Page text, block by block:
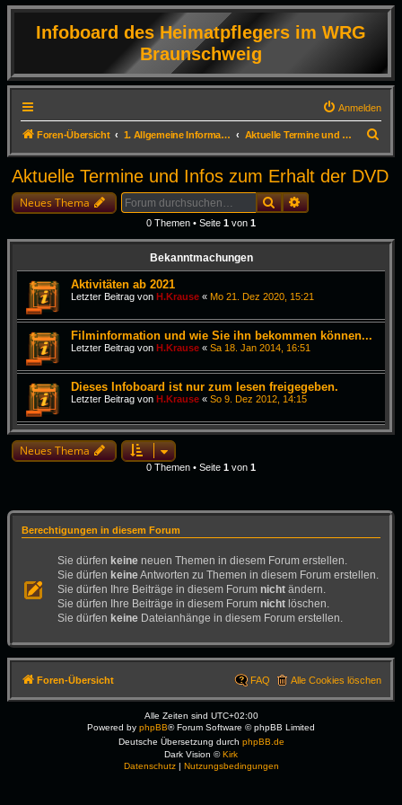
Infoboard des Heimatpflegers im WRG
Braunschweig
Anmelden
Foren-Übersicht 1. Allgemeine Informationen Aktuelle Termine und Infos zum Erhalt der DVD
u
c
Aktuelle Termine und Infos zum Erhalt der DVD
Neues Thema SucheErweiterte Suche
0 Themen • Seite 1 von 1
Bekanntmachungen
Aktivitäten ab 2021
Letzter Beitrag von H.Krause « Mo 21. Dez 2020, 15:21
Filminformation und wie Sie ihn bekommen können...
Letzter Beitrag von H.Krause « Sa 18. Jan 2014, 16:51
Dieses Infoboard ist nur zum lesen freigegeben.
Letzter Beitrag von H.Krause « So 9. Dez 2012, 14:15
Neues Thema
0 Themen • Seite 1 von 1
Berechtigungen in diesem Forum
Sie dürfen keine neuen Themen in diesem Forum erstellen.
Sie dürfen keineAntworten zu Themen in diesem Forum erstellen.
Sie dürfen Ihre Beiträge in diesem Forum nicht ändern.
Sie dürfen Ihre Beiträge in diesem Forum nicht löschen.
Sie dürfen keine Dateianhänge in diesem Forum erstellen.
Foren-Übersicht Alle Cookies löschen
FAQ
Alle Zeiten sind UTC+02:00
Powered by phpBB® Forum Software © phpBB Limited
Deutsche Übersetzung durch phpBB.de
Dark Vision ©Kirk
Datenschutz| Nutzungsbedingungen